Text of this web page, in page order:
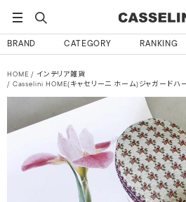
BRAND CATEGORY RANKING
HOME
インテリア雑貨
Casselini HOME(キャセリーニ ホーム)ジャガードハー